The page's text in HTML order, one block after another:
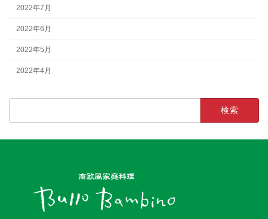
2022年7月
2022年6月
2022年5月
2022年4月
検